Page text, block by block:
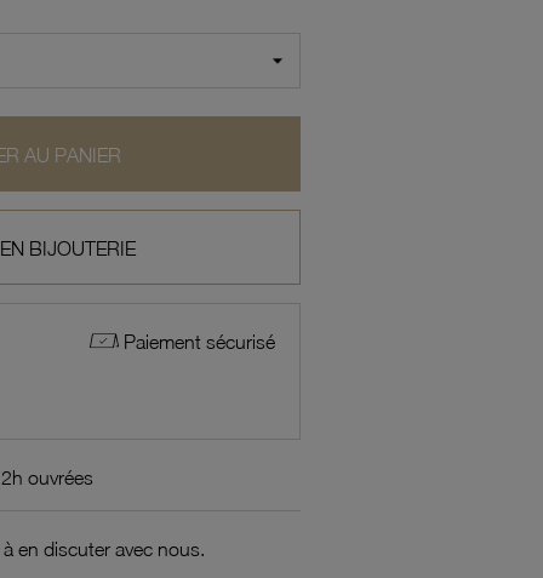
AU PANIER
BIJOUTERIE
Paiement sécurisé
ouvrées
en discuter avec nous.